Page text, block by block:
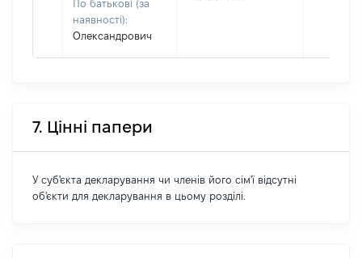
По батькові (за
наявності):
Олександрович
7. Цінні папери
У суб'єкта декларування чи членів його сім'ї відсутні
об'єкти для декларування в цьому розділі.